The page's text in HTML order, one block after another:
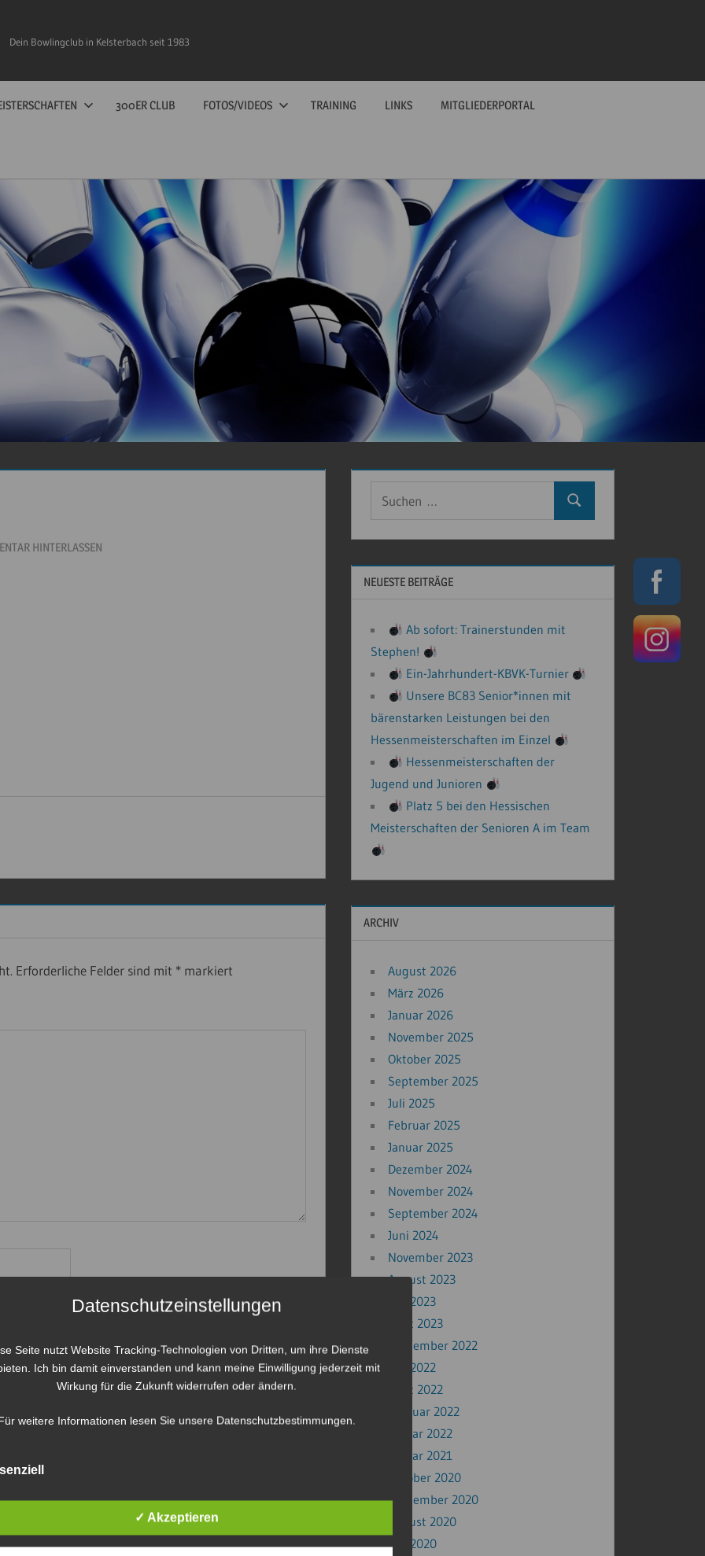
Dein Bowlingclub in Kelsterbach seit 1983
300ER CLUB FOTOS/VIDEOS TRAINING LINKS MITGLIEDERPORTAL
HINTERLASSEN
Erforderliche Felder sind mit * markiert
Suchen
NEUESTE BEITRÄGE
Ab sofort: Trainerstunden mit
Stephen!
Ein-Jahrhundert-KBVK-Turnier
Unsere BC83 Senior*innen mit
bärenstarken Leistungen bei den
Hessenmeisterschaften im Einzel
Hessenmeisterschaften der
Jugend und Junioren
Platz 5 bei den Hessischen
Meisterschaften der Senioren A im Team
ARCHIV
August 2026
März 2026
Januar 2026
November 2025
Oktober 2025
September 2025
Juli 2025
Februar 2025
Januar 2025
Dezember 2024
November 2024
September 2024
Juni 2024
November 2023
August 2023
Mai 2023
März 2023
September 2022
Mai 2022
März 2022
Februar 2022
Januar 2022
Januar 2021
Oktober 2020
September 2020
August 2020
Mai 2020
Datenschutzeinstellungen
Seite nutzt Website Tracking-Technologien von Dritten, um ihre Dienste
Ich bin damit einverstanden und kann meine Einwilligung jederzeit mit
Wirkung für die Zukunft widerrufen oder ändern.
weitere Informationen lesen Sie unsere Datenschutzbestimmungen.
✓ Akzeptieren